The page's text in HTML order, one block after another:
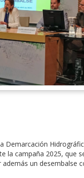
Demarcación
la campaña 2025,
un